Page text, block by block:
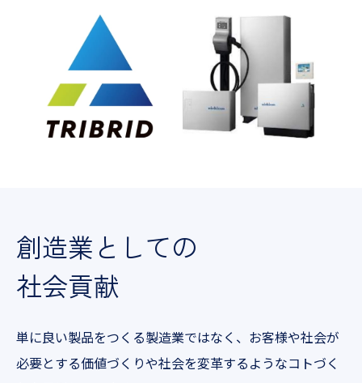
創造業としての
社会貢献
単に良い製品をつくる製造業ではなく、お客様や社会が
必要とする価値づくりや社会を変革するようなコトづく